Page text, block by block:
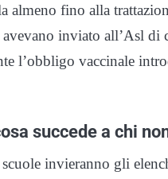
almeno fino alla
inviato all’Asl di
l’obbligo vaccinale
succede a chi
invieranno gli